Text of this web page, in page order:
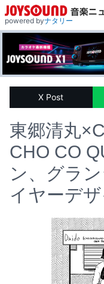
powered byナタリー
X Post
東郷清丸
CHO CO
ン、グラ
イヤーデ